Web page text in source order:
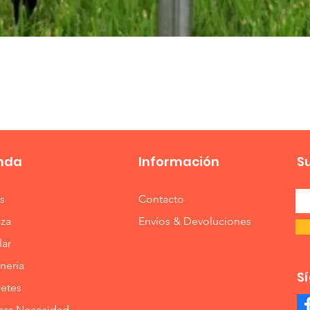
Información
Contacto
Envíos & Devoluciones